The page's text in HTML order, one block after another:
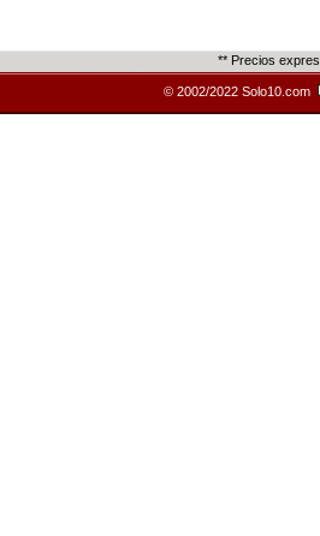
** Precios
© 2002/2022 Solo10.com